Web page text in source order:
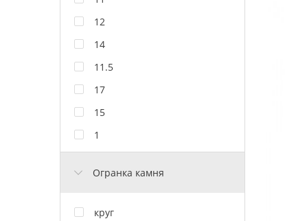
12
14
11.5
17
15
1
Огранка камня
круг